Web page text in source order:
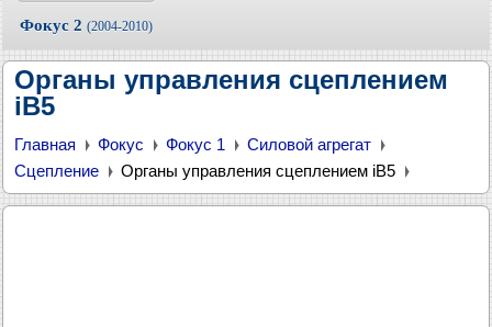
Фокус 2 (2004-2010)
Органы управления сцеплением
iB5
Главная Фокус Фокус 1
Силовой агрегат
Сцепление
Органы управления сцеплением iB5